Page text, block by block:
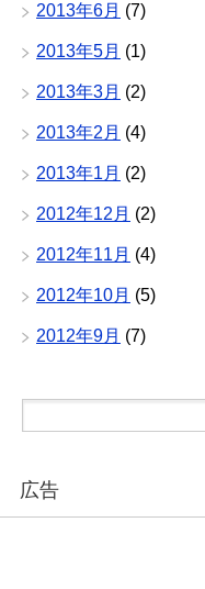
2013年6月 (7)
2013年5月 (1)
2013年3月 (2)
2013年2月 (4)
2013年1月 (2)
2012年12月 (2)
2012年11月 (4)
2012年10月 (5)
2012年9月 (7)
広告